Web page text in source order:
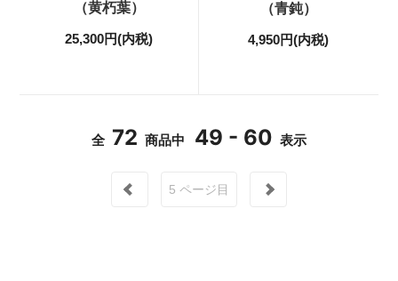
（黄朽葉）
25,300円(内税)
（青鈍）
4,950円(内税)
全 72 商品中 49 - 60 表示
5 ページ目